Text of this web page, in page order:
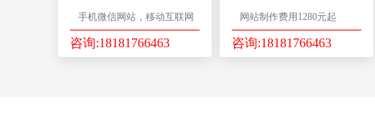
手机微信网站，移动互联网
咨询:18181766463
网站制作费用1280元起
咨询:18181766463